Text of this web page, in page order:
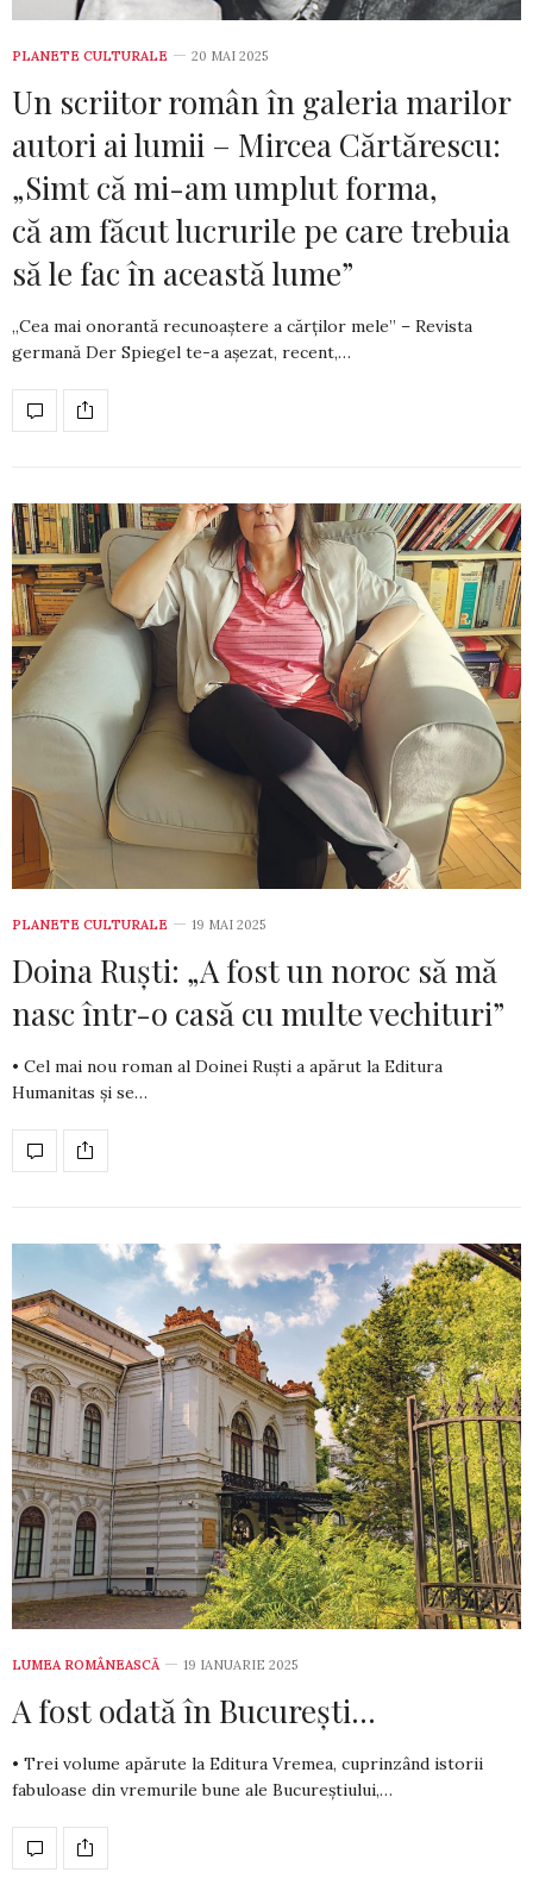
PLANETE CULTURALE 20 MAI 2025
Un scriitor român în galeria marilor
autori ai lumii – Mircea Cărtărescu:
„Simt că mi-am umplut forma,
că am făcut lucrurile pe care trebuia
să le fac în această lume”
„Cea mai onorantă recunoaștere a cărților mele” – Revista
germană Der Spiegel te-a așezat, recent,…
PLANETE CULTURALE 19 MAI 2025
Doina Ruști: „A fost un noroc să mă
nasc într-o casă cu multe vechituri”
• Cel mai nou roman al Doinei Ruști a apărut la Editura
Humanitas și se…
LUMEA ROMÂNEASCĂ 19 IANUARIE 2025
A fost odată în București…
• Trei volume apărute la Editura Vremea, cuprinzând istorii
fabuloase din vremurile bune ale Bucureștiului,…